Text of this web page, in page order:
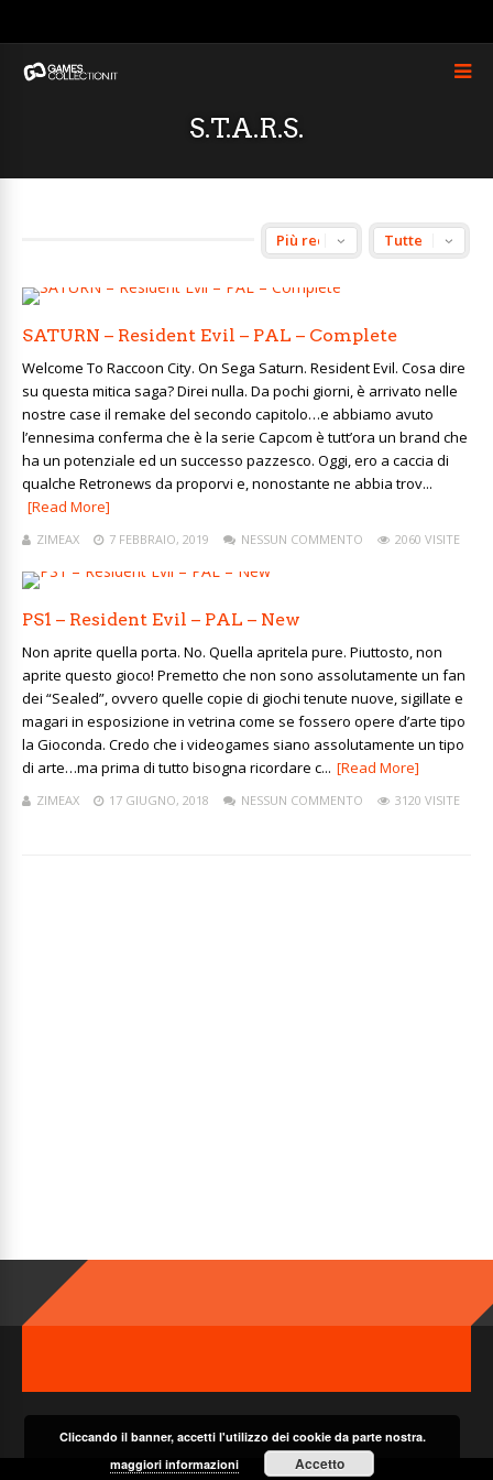
S.T.A.R.S.
SATURN – Resident Evil – PAL – Complete
Welcome To Raccoon City. On Sega Saturn. Resident Evil. Cosa dire
su questa mitica saga? Direi nulla. Da pochi giorni, è arrivato nelle
nostre case il remake del secondo capitolo…e abbiamo avuto
l’ennesima conferma che è la serie Capcom è tutt’ora un brand che
ha un potenziale ed un successo pazzesco. Oggi, ero a caccia di
qualche Retronews da proporvi e, nonostante ne abbia trov...
[Read More]
ZIMEAX 7 FEBBRAIO, 2019 NESSUN COMMENTO 2060 VISITE
PS1 – Resident Evil – PAL – New
Non aprite quella porta. No. Quella apritela pure. Piuttosto, non
aprite questo gioco! Premetto che non sono assolutamente un fan
dei “Sealed”, ovvero quelle copie di giochi tenute nuove, sigillate e
magari in esposizione in vetrina come se fossero opere d’arte tipo
la Gioconda. Credo che i videogames siano assolutamente un tipo
di arte…ma prima di tutto bisogna ricordare c... [Read More]
ZIMEAX 17 GIUGNO, 2018 NESSUN COMMENTO 3120 VISITE
Cliccando il banner, accetti l'utilizzo dei cookie da parte nostra.
maggiori informazioni
Accetto